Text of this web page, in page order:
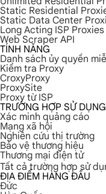
Static Residential
Static Data Center
Long Acting ISP Proxies
Web Scraper API
TÍNH NĂNG
Danh sách ủy quyền
Kiểm tra Proxy
CroxyProxy
ProxySite
Proxy từ ISP
TRƯỜNG HỢP SỬ DỤNG
Xác minh quảng cáo
Mạng xã hội
Nghiên cứu thị trường
Bảo vệ thương hiệu
Thương mại điện tử
Tất cả trường hợp sử
ĐỊA ĐIỂM HÀNG ĐẦU
Đức